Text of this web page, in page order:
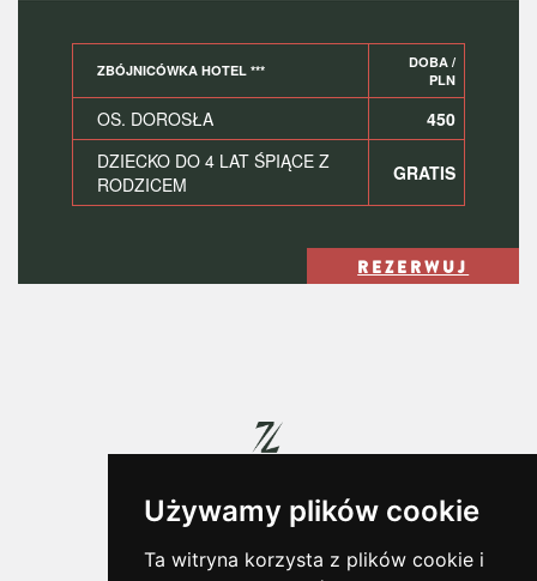
Używamy plików cookie
Ta witryna korzysta z plików cookie i
ZBÓJNICÓWKA HOTEL ***
DOBA /
PLN
OS. DOROSŁA
450
DZIECKO DO 4 LAT ŚPIĄCE Z
RODZICEM
GRATIS
REZERWUJ